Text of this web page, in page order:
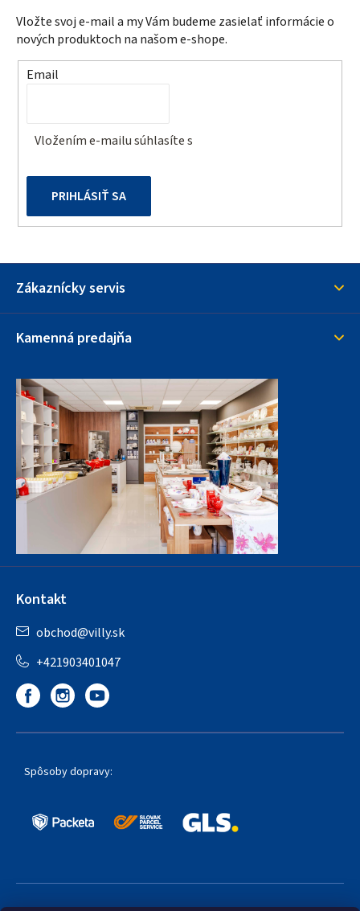
Vložte svoj e-mail a my Vám budeme zasielať informácie o
nových produktoch na našom e-shope.
Email
Vložením e-mailu súhlasíte s
PRIHLÁSIŤ SA
Zákaznícky servis
Kamenná predajňa
Kontakt
obchod@villy.sk
+421903401047
Spôsoby dopravy: